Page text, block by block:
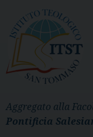
Aggregato alla
Pontificia